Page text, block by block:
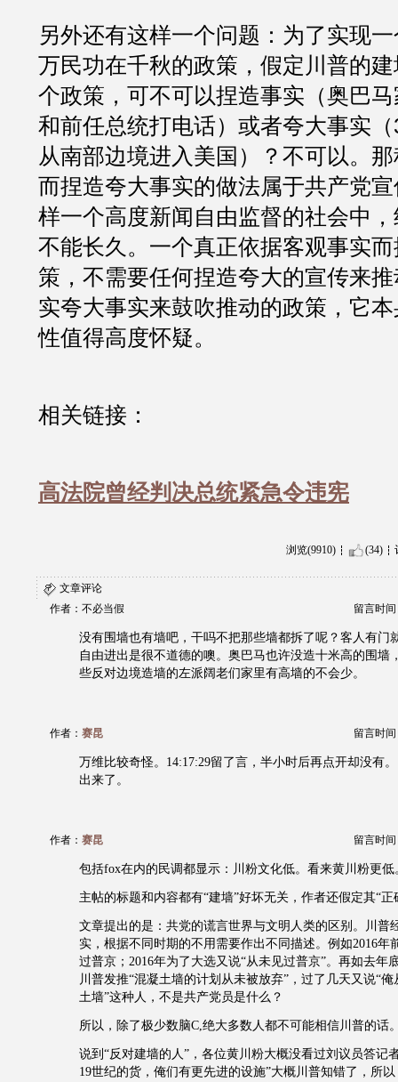
另外还有这样一个问题：为了实现
万民功在千秋的政策，假定川普的
个政策，可不可以捏造事实（奥巴
和前任总统打电话）或者夸大事实
从南部边境进入美国）？不可以。
而捏造夸大事实的做法属于共产党
样一个高度新闻自由监督的社会中
不能长久。一个真正依据客观事实
策，不需要任何捏造夸大的宣传来
实夸大事实来鼓吹推动的政策，它
性值得高度怀疑。
相关链接：
高法院曾经判决总统紧急令违宪
浏览(9910) (34)
文章评论
作者：不必当假
留言时间
没有围墙也有墙吧，干吗不把那些墙都拆了呢？客人有门
自由进出是很不道德的噢。奥巴马也许没造十米高的围墙
些反对边境造墙的左派阔老们家里有高墙的不会少。
作者： 赛昆 留言时间
万维比较奇怪。14:17:29留了言，半小时后再点开却没有
出来了。
作者： 赛昆 留言时间
包括fox在内的民调都显示：川粉文化低。看来黄川粉更低
主帖的标题和内容都有“建墙”好坏无关，作者还假定其“正
文章提出的是：共党的谎言世界与文明人类的区别。川普
实，根据不同时期的不用需要作出不同描述。例如2016年
过普京；2016年为了大选又说“从未见过普京”。再如去年
川普发推“混凝土墙的计划从未被放弃”，过了几天又说“
土墙”这种人，不是共产党员是什么？
所以，除了极少数脑C,绝大多数人都不可能相信川普的话
说到“反对建墙的人”，各位黄川粉大概没看过刘议员答记
19世纪的货，俺们有更先进的设施”大概川普知错了，所